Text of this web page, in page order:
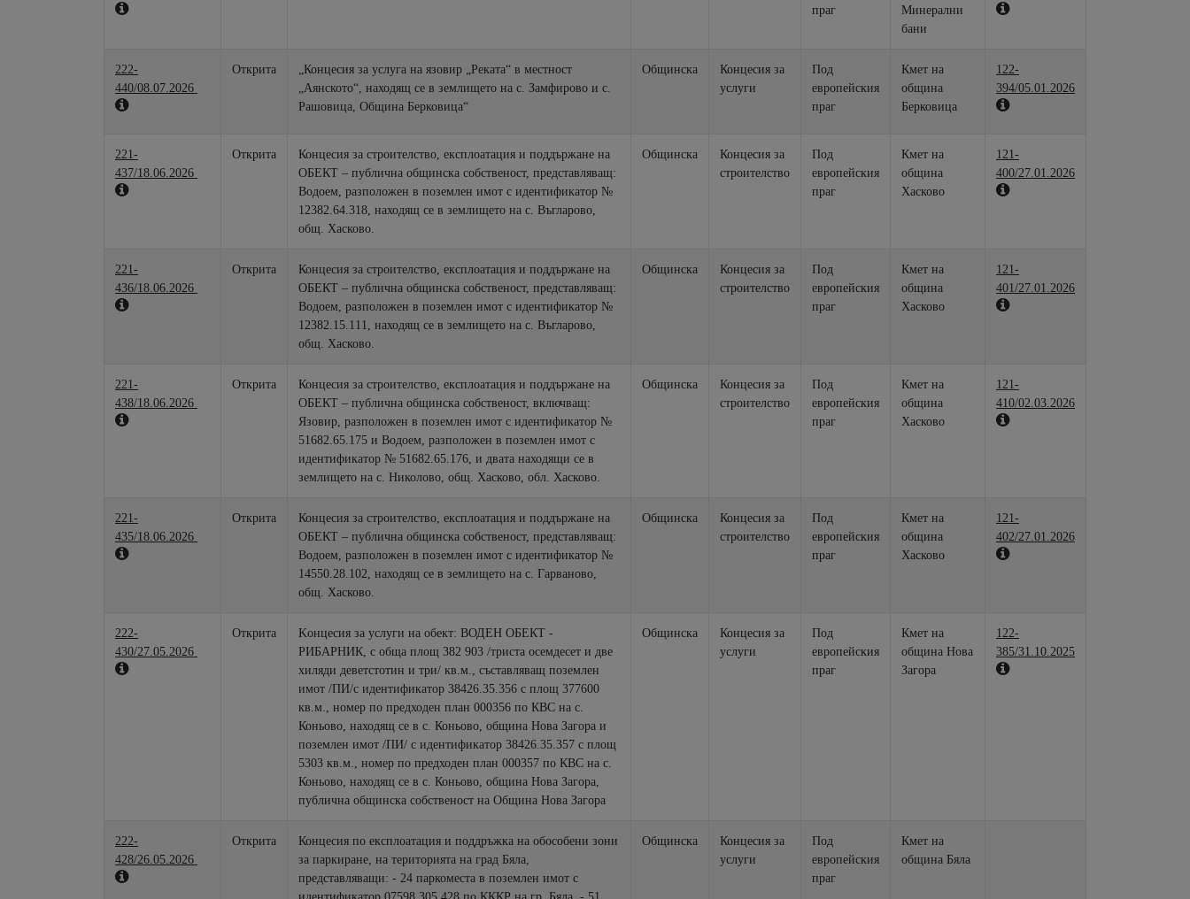
праг
Минерални
бани
222-
440/08.07.2026
Открита
„Концесия за услуга на язовир „Реката“ в местност
„Аянското“, находящ се в землището на с. Замфирово и с.
Рашовица, Община Берковица“
Общинска
Концесия за
услуги
Под
европейския
праг
Кмет на
община
Берковица
122-
394/05.01.2026
221-
437/18.06.2026
Открита
Концесия за строителство, експлоатация и поддържане на
ОБЕКТ – публична общинска собственост, представляващ:
Водоем, разположен в поземлен имот с идентификатор №
12382.64.318, находящ се в землището на с. Въгларово,
общ. Хасково.
Общинска
Концесия за
строителство
Под
европейския
праг
Кмет на
община
Хасково
121-
400/27.01.2026
221-
436/18.06.2026
Открита
Концесия за строителство, експлоатация и поддържане на
ОБЕКТ – публична общинска собственост, представляващ:
Водоем, разположен в поземлен имот с идентификатор №
12382.15.111, находящ се в землището на с. Въгларово,
общ. Хасково.
Общинска
Концесия за
строителство
Под
европейския
праг
Кмет на
община
Хасково
121-
401/27.01.2026
221-
438/18.06.2026
Открита
Концесия за строителство, експлоатация и поддържане на
ОБЕКТ – публична общинска собственост, включващ:
Язовир, разположен в поземлен имот с идентификатор №
51682.65.175 и Водоем, разположен в поземлен имот с
идентификатор № 51682.65.176, и двата находящи се в
землището на с. Николово, общ. Хасково, обл. Хасково.
Общинска
Концесия за
строителство
Под
европейския
праг
Кмет на
община
Хасково
121-
410/02.03.2026
221-
435/18.06.2026
Открита
Концесия за строителство, експлоатация и поддържане на
ОБЕКТ – публична общинска собственост, представляващ:
Водоем, разположен в поземлен имот с идентификатор №
14550.28.102, находящ се в землището на с. Гарваново,
общ. Хасково.
Общинска
Концесия за
строителство
Под
европейския
праг
Кмет на
община
Хасково
121-
402/27.01.2026
222-
430/27.05.2026
Открита
Kонцесия за услуги на обект: ВОДЕН ОБЕКТ -
РИБАРНИК, с обща площ 382 903 /триста осемдесет и две
хиляди деветстотин и три/ кв.м., съставляващ поземлен
имот /ПИ/с идентификатор 38426.35.356 с площ 377600
кв.м., номер по предходен план 000356 по КВС на с.
Коньово, находящ се в с. Коньово, община Нова Загора и
поземлен имот /ПИ/ с идентификатор 38426.35.357 с площ
5303 кв.м., номер по предходен план 000357 по КВС на с.
Коньово, находящ се в с. Коньово, община Нова Загора,
публична общинска собственост на Община Нова Загора
Общинска
Концесия за
услуги
Под
европейския
праг
Кмет на
община Нова
Загора
122-
385/31.10.2025
222-
428/26.05.2026
Открита
Концесия по експлоатация и поддръжка на обособени зони
за паркиране, на територията на град Бяла,
представляващи: - 24 паркоместа в поземлен имот с
Общинска
Концесия за
услуги
Под
европейския
праг
Кмет на
община Бяла